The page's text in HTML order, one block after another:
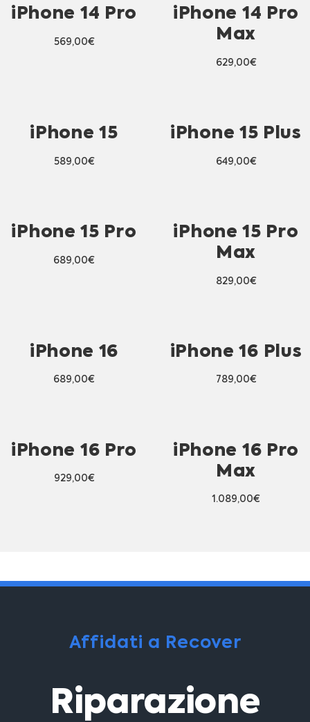
iPhone 14 Pro
569,00€
iPhone 14 Pro
Max
629,00€
iPhone 15
589,00€
iPhone 15 Plus
649,00€
iPhone 15 Pro
689,00€
iPhone 15 Pro
Max
829,00€
iPhone 16
689,00€
iPhone 16 Plus
789,00€
iPhone 16 Pro
929,00€
iPhone 16 Pro
Max
1.089,00€
Affidati a Recover
Riparazione